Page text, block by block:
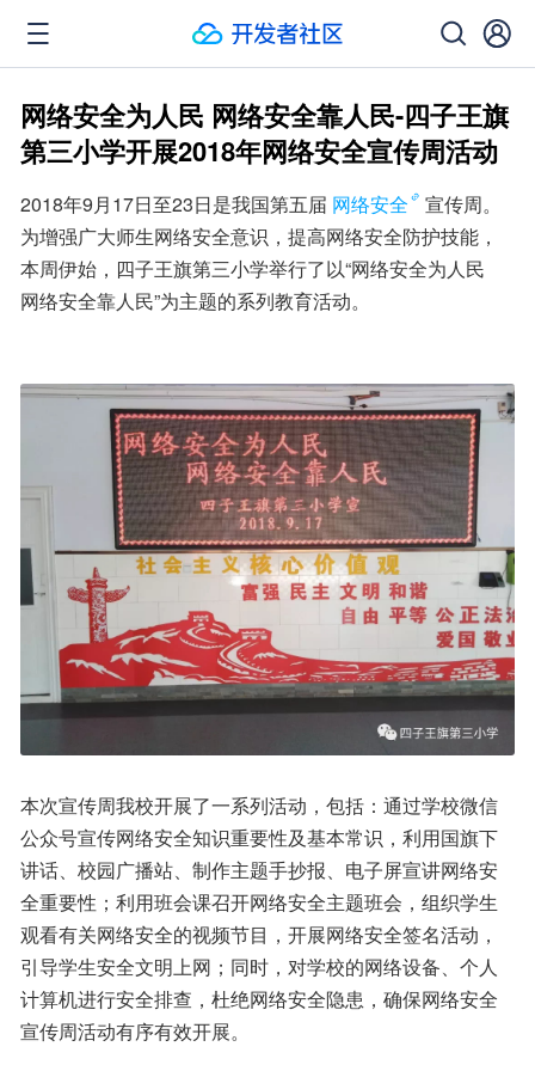
网络安全为人民 网络安全靠人民-四子王旗
第三小学开展2018年网络安全宣传周活动
2018年9月17日至23日是我国第五届 网络安全
宣传周。
为增强广大师生网络安全意识，提高网络安全防护技能，
本周伊始，四子王旗第三小学举行了以“网络安全为人民
网络安全靠人民”为主题的系列教育活动。
本次宣传周我校开展了一系列活动，包括：通过学校微信
公众号宣传网络安全知识重要性及基本常识，利用国旗下
讲话、校园广播站、制作主题手抄报、电子屏宣讲网络安
全重要性；利用班会课召开网络安全主题班会，组织学生
观看有关网络安全的视频节目，开展网络安全签名活动，
引导学生安全文明上网；同时，对学校的网络设备、个人
计算机进行安全排查，杜绝网络安全隐患，确保网络安全
宣传周活动有序有效开展。